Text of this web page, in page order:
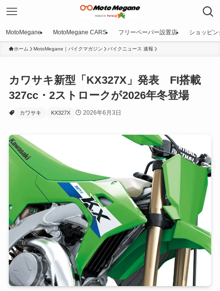
MotoMegane MotoMegane CARS フリーペーパー設置店 ショッピン
ホーム MotoMegane｜バイクマガジン バイクニュース 速報
カワサキ新型「KX327X」発表 FI搭載
327cc・2ストロークが2026年冬登場
カワサキ KX327X 2026年6月3日